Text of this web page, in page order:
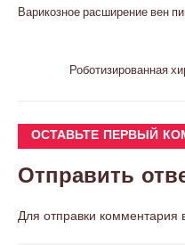
Варикозное расширение вен
Роботизированная
ОСТАВЬТЕ ПЕРВЫЙ
Отправить
Для отправки